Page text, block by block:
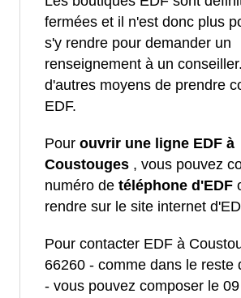
fermées et il n'est donc plus
s'y rendre pour demander un
renseignement à un
d'autres moyens de prendre
EDF.
Pour ouvrir une ligne EDF à
Coustouges , vous pouvez
numéro de téléphone d'EDF
rendre sur le site internet
Pour contacter EDF à
66260 - comme dans le reste
- vous pouvez composer le